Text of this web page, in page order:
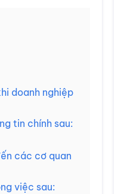
doanh nghiệp
tin chính sau:
các cơ quan
việc sau: